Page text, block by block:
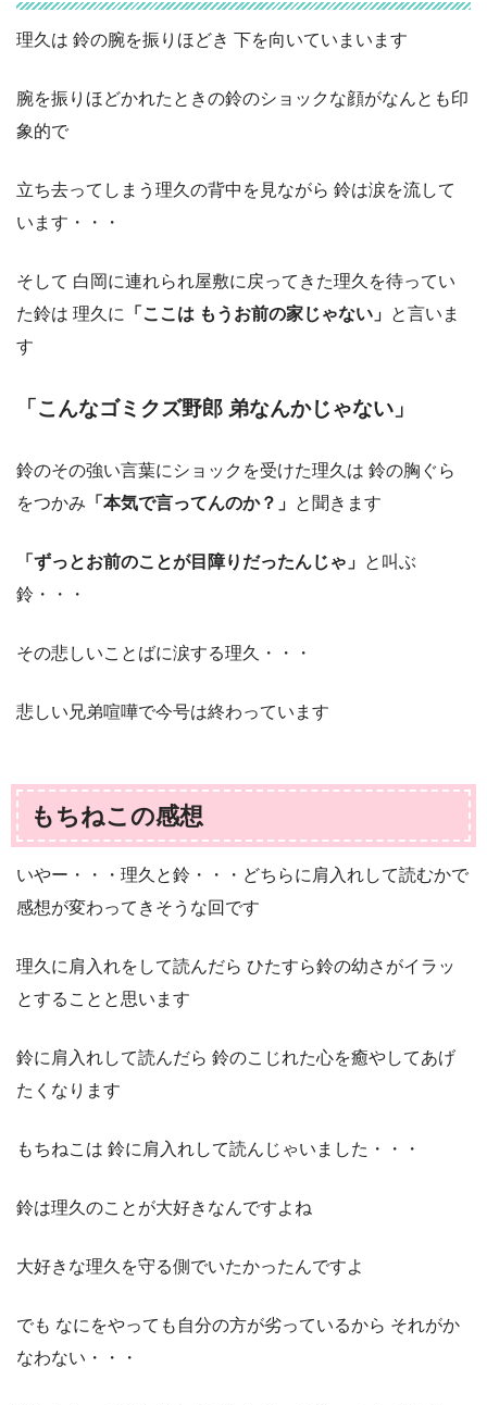
理久は 鈴の腕を振りほどき 下を向いていまいます
腕を振りほどかれたときの鈴のショックな顔がなんとも印
象的で
立ち去ってしまう理久の背中を見ながら 鈴は涙を流して
います・・・
そして 白岡に連れられ屋敷に戻ってきた理久を待ってい
た鈴は 理久に
「ここは もうお前の家じゃない」 と言いま
す
「こんなゴミクズ野郎 弟なんかじゃない」
鈴のその強い言葉にショックを受けた理久は 鈴の胸ぐら
をつかみ 「本気で言ってんのか？」 と聞きます
「ずっとお前のことが目障りだったんじゃ」 と叫ぶ
鈴・・・
その悲しいことばに涙する理久・・・
悲しい兄弟喧嘩で今号は終わっています
もちねこの感想
いやー・・・理久と鈴・・・どちらに肩入れして読むかで
感想が変わってきそうな回です
理久に肩入れをして読んだら ひたすら鈴の幼さがイラッ
とすることと思います
鈴に肩入れして読んだら 鈴のこじれた心を癒やしてあげ
たくなります
もちねこは 鈴に肩入れして読んじゃいました・・・
鈴は理久のことが大好きなんですよね
大好きな理久を守る側でいたかったんですよ
でも なにをやっても自分の方が劣っているから それがか
なわない・・・